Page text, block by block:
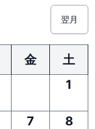
翌月
金
土
1
7 8